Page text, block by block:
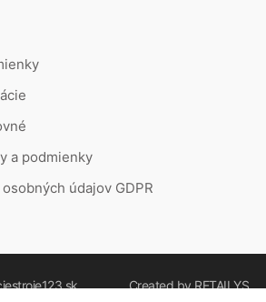
a podmienky
údajov GDPR
Created byRETAILYS.